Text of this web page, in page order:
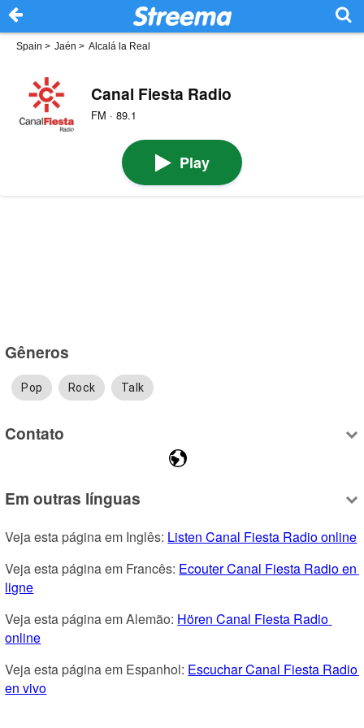
Spain > Jaén > Alcalá la Real
Canal Fiesta Radio
FM · 89.1
Play
Gêneros
Pop Rock Talk
Contato
Em outras línguas
Veja esta página em Inglês: Listen Canal Fiesta Radio online
Veja esta página em Francês: Ecouter Canal Fiesta Radio en
ligne
Veja esta página em Alemão: Hören Canal Fiesta Radio
online
Veja esta página em Espanhol: Escuchar Canal Fiesta Radio
en vivo